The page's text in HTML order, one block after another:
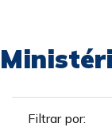
Filtrar por: